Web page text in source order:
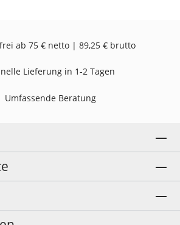
ab 75 € netto | 89,25 € brutto
Lieferung in 1-2 Tagen
Umfassende Beratung